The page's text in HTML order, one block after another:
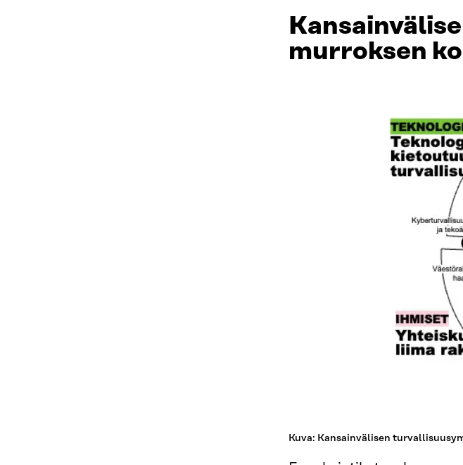
murroksen
Kuva: Kansainvälisen